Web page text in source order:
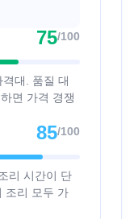
75/100
대. 품질 대
면 가격 경쟁
85/100
리 시간이 단
조리 모두 가